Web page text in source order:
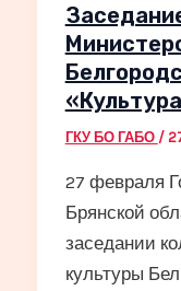
ГКУ БО ГАБО /
27 февраля
Брянской
заседании
культуры